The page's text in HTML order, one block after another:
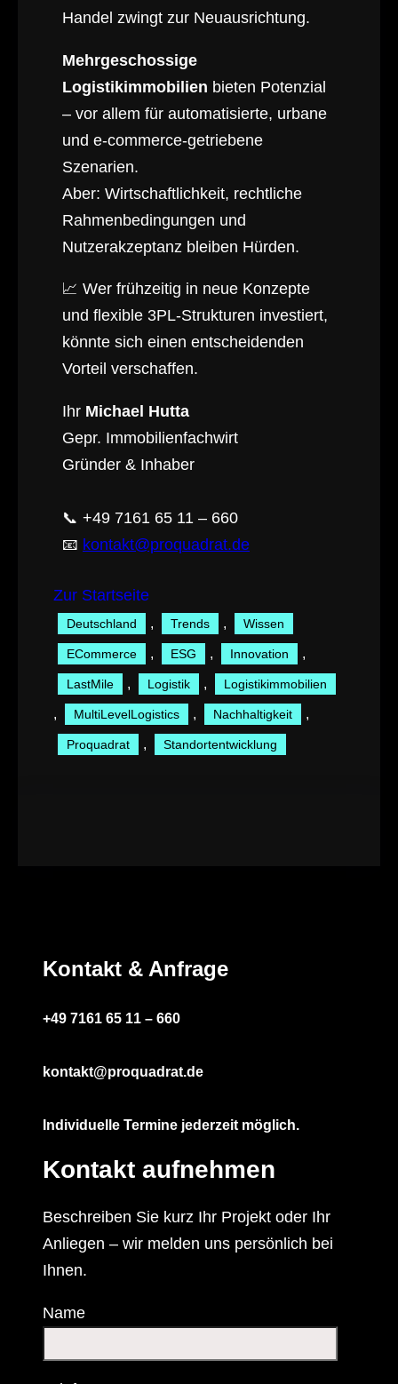
Handel zwingt zur Neuausrichtung.
Mehrgeschossige
Logistikimmobilien bieten Potenzial
– vor allem für automatisierte, urbane
und e-commerce-getriebene
Szenarien.
Aber: Wirtschaftlichkeit, rechtliche
Rahmenbedingungen und
Nutzerakzeptanz bleiben Hürden.
📈 Wer frühzeitig in neue Konzepte
und flexible 3PL-Strukturen investiert,
könnte sich einen entscheidenden
Vorteil verschaffen.
Ihr Michael Hutta
Gepr. Immobilienfachwirt
Gründer & Inhaber
📞 +49 7161 65 11 – 660
📧 kontakt@proquadrat.de
Zur Startseite
Deutschland , Trends , Wissen
ECommerce , ESG , Innovation ,
LastMile , Logistik , Logistikimmobilien
, MultiLevelLogistics , Nachhaltigkeit ,
Proquadrat , Standortentwicklung
Kontakt & Anfrage
+49 7161 65 11 – 660
kontakt@proquadrat.de
Individuelle Termine jederzeit möglich.
Kontakt aufnehmen
Beschreiben Sie kurz Ihr Projekt oder Ihr
Anliegen – wir melden uns persönlich bei
Ihnen.
Name